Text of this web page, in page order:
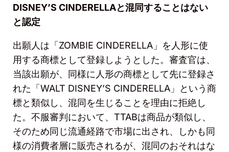
DISNEY’S CINDERELLAと混同することはない
と認定
出願人は「 ZOMBIE CINDERELLA 」を人形に使
用する商標として登録しようとした。審査官は、
当該出願が、同様に人形の商標として先に登録さ
れた「 WALT DISNEY’S CINDERELLA 」という商
標と類似し、混同を生じることを理由に拒絶し
た。不服審判において、 TTABは商品が類似し、
そのため同じ流通経路で市場に出され、しかも同
様の消費者層に販売されるが、混同のおそれはな